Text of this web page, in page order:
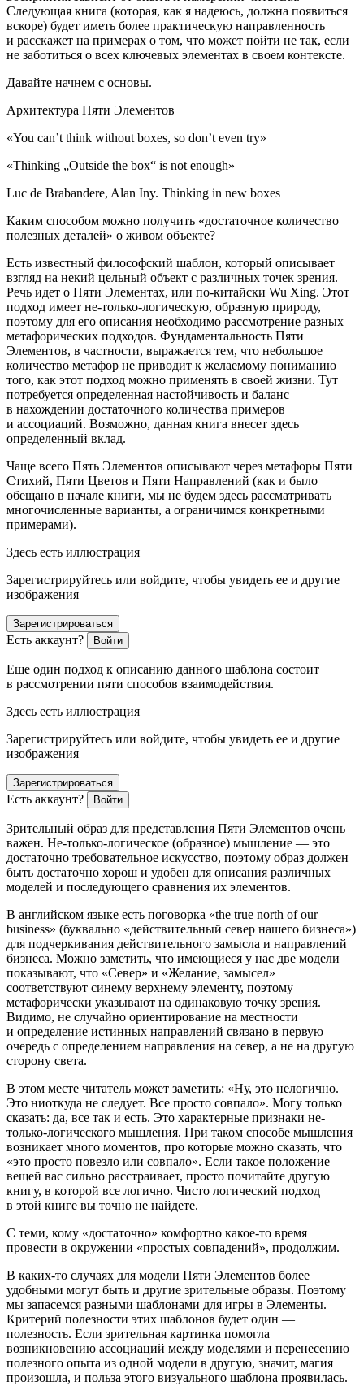
Следующая книга (которая, как я надеюсь, должна появиться
вскоре) будет иметь более практическую направленность
и расскажет на примерах о том, что может пойти не так, если
не заботиться о всех ключевых элементах в своем контексте.
Давайте начнем с основы.
Архитектура Пяти Элементов
«You can’t think without boxes, so don’t even try»
«Thinking „Outside the box“ is not enough»
Luc de Brabandere, Alan Iny. Thinking in new boxes
Каким способом можно получить «достаточное количество
полезных деталей» о живом объекте?
Есть известный философский шаблон, который описывает
взгляд на некий цельный объект с различных точек зрения.
Речь идет о Пяти Элементах, или по-китайски Wu Xing. Этот
подход имеет не-только-логическую, образную природу,
поэтому для его описания необходимо рассмотрение разных
метафорических подходов. Фундаментальность Пяти
Элементов, в частности, выражается тем, что небольшое
количество метафор не приводит к желаемому пониманию
того, как этот подход можно применять в своей жизни. Тут
потребуется определенная настойчивость и баланс
в нахождении достаточного количества примеров
и ассоциаций. Возможно, данная книга внесет здесь
определенный вклад.
Чаще всего Пять Элементов описывают через метафоры Пяти
Стихий, Пяти Цветов и Пяти Направлений (как и было
обещано в начале книги, мы не будем здесь рассматривать
многочисленные варианты, а ограничимся конкретными
примерами).
Здесь есть иллюстрация
Зарегистрируйтесь или войдите, чтобы увидеть ее и другие
изображения
Зарегистрироваться
Есть аккаунт? Войти
Еще один подход к описанию данного шаблона состоит
в рассмотрении пяти способов взаимодействия.
Здесь есть иллюстрация
Зарегистрируйтесь или войдите, чтобы увидеть ее и другие
изображения
Зарегистрироваться
Есть аккаунт? Войти
Зрительный образ для представления Пяти Элементов очень
важен. Не-только-логическое (образное) мышление — это
достаточно требовательное искусство, поэтому образ должен
быть достаточно хорош и удобен для описания различных
моделей и последующего сравнения их элементов.
В английском языке есть поговорка «the true north of our
business» (буквально «действительный север нашего бизнеса»)
для подчеркивания действительного замысла и направлений
бизнеса. Можно заметить, что имеющиеся у нас две модели
показывают, что «Север» и «Желание, замысел»
соответствуют синему верхнему элементу, поэтому
метафорически указывают на одинаковую точку зрения.
Видимо, не случайно ориентирование на местности
и определение истинных направлений связано в первую
очередь с определением направления на север, а не на другую
сторону света.
В этом месте читатель может заметить: «Ну, это нелогично.
Это ниоткуда не следует. Все просто совпало». Могу только
сказать: да, все так и есть. Это характерные признаки не-
только-логического мышления. При таком способе мышления
возникает много моментов, про которые можно сказать, что
«это просто повезло или совпало». Если такое положение
вещей вас сильно расстраивает, просто почитайте другую
книгу, в которой все логично. Чисто логический подход
в этой книге вы точно не найдете.
С теми, кому «достаточно» комфортно какое-то время
провести в окружении «простых совпадений», продолжим.
В каких-то случаях для модели Пяти Элементов более
удобными могут быть и другие зрительные образы. Поэтому
мы запасемся разными шаблонами для игры в Элементы.
Критерий полезности этих шаблонов будет один —
полезность. Если зрительная картинка помогла
возникновению ассоциаций между моделями и перенесению
полезного опыта из одной модели в другую, значит, магия
произошла, и польза этого визуального шаблона проявилась.